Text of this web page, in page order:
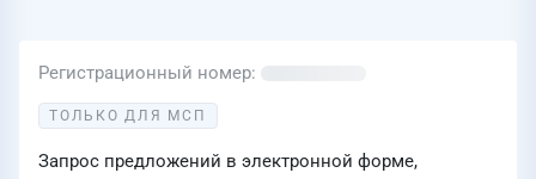
Регистрационный номер
ТОЛЬКО ДЛЯ МСП
Запрос предложений в электронной форме,